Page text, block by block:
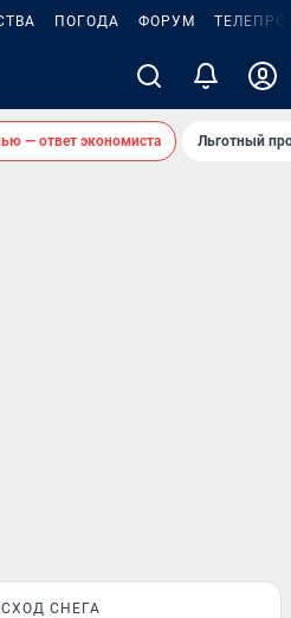
ПОГОДА ФОРУМ
— ответ экономиста Льготный
СХОД СНЕГА